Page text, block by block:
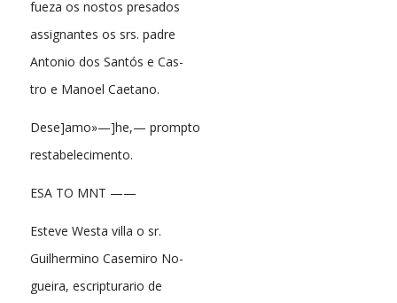
fueza os nostos presados
assignantes os srs. padre
Antonio dos Santós e Cas-
tro e Manoel Caetano.
Dese]amo»—]he,— prompto
restabelecimento.
ESA TO MNT ——
Esteve Westa villa o sr.
Guilhermino Casemiro No-
gueira, escripturario de